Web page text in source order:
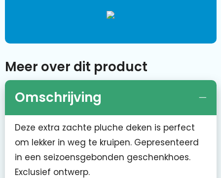
Meer over dit product
Omschrijving
Deze extra zachte pluche deken is perfect
om lekker in weg te kruipen. Gepresenteerd
in een seizoensgebonden geschenkhoes.
Exclusief ontwerp.